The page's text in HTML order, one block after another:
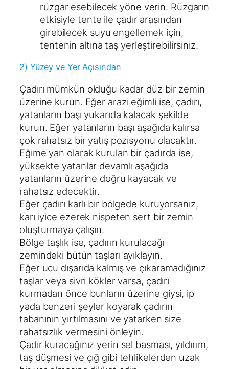
rüzgar esebilecek yöne verin. Rüzgarın
etkisiyle tente ile çadır arasından
girebilecek suyu engellemek için,
tentenin altına taş yerleştirebilirsiniz.
2) Yüzey ve Yer Açısından
Çadırı mümkün olduğu kadar düz bir zemin
üzerine kurun. Eğer arazi eğimli ise, çadırı,
yatanların başı yukarıda kalacak şekilde
kurun. Eğer yatanların başı aşağıda kalırsa
çok rahatsız bir yatış pozisyonu olacaktır.
Eğime yan olarak kurulan bir çadırda ise,
yüksekte yatanlar devamlı aşağıda
yatanların üzerine doğru kayacak ve
rahatsız edecektir.
Eğer çadırı karlı bir bölgede kuruyorsanız,
karı iyice ezerek nispeten sert bir zemin
oluşturmaya çalışın.
Bölge taşlık ise, çadırın kurulacağı
zemindeki bütün taşları ayıklayın.
Eğer ucu dışarıda kalmış ve çıkaramadığınız
taşlar veya sivri kökler varsa, çadırı
kurmadan önce bunların üzerine giysi, ip
yada benzeri şeyler koyarak çadırın
tabanının yırtılmasını ve yatarken size
rahatsızlık vermesini önleyin.
Çadır kuracağınız yerin sel basması, yıldırım,
taş düşmesi ve çığ gibi tehlikelerden uzak